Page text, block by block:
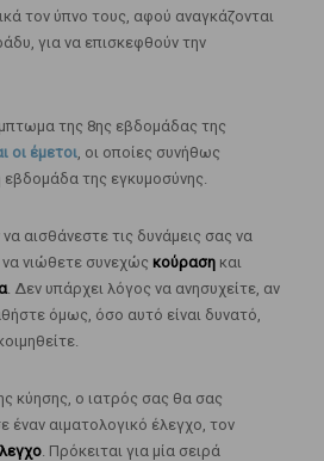
τον ύπνο τους, αφού αναγκάζονται
για να επισκεφθούν την
της 8ης εβδομάδας της
οι έμετοι, οι οποίες συνήθως
εβδομάδα της εγκυμοσύνης.
αισθάνεστε τις δυνάμεις σας να
να νιώθετε συνεχώς κούρασηκαι
. Δεν υπάρχει λόγος να ανησυχείτε, αν
όμως, όσο αυτό είναι δυνατό,
κύησης, ο ιατρός σας θα σας
έναν αιματολογικό έλεγχο, τον
. Πρόκειται για μία σειρά